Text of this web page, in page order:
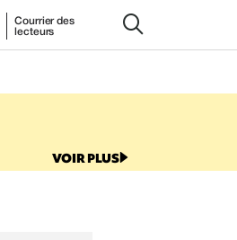
Courrier des
lecteurs
VOIR PLUS